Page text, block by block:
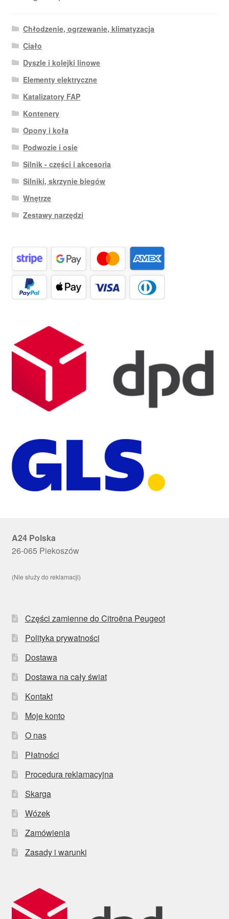
Chłodzenie, ogrzewanie, klimatyzacja
Ciało
Dyszle i kolejki linowe
Elementy elektryczne
Katalizatory FAP
Kontenery
Opony i koła
Podwozie i osie
Silnik - części i akcesoria
Silniki, skrzynie biegów
Wnętrze
Zestawy narzędzi
A24 Polska
26-065 Piekoszów
(Nie służy do reklamacji)
Części zamienne do Citroëna Peugeot
Polityka prywatności
Dostawa
Dostawa na cały świat
Kontakt
Moje konto
O nas
Płatności
Procedura reklamacyjna
Skarga
Wózek
Zamówienia
Zasady i warunki